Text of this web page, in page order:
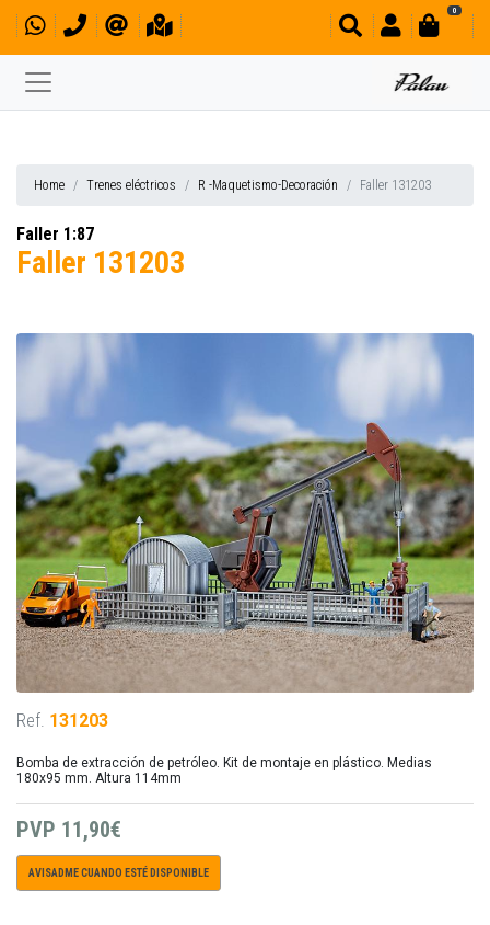
0
Home Trenes eléctricos R -Maquetismo-Decoración Faller 131203
Faller 1:87
Faller 131203
Ref. 131203
Bomba de extracción de petróleo. Kit de montaje en plástico. Medias
180x95 mm. Altura 114mm
PVP 11,90€
AVISADME CUANDO ESTÉ DISPONIBLE